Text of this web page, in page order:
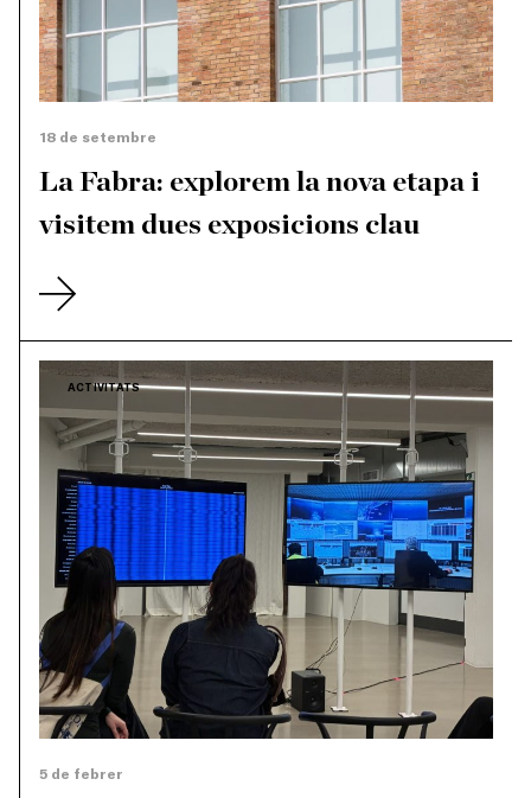
18 de setembre
La Fabra: explorem la nova etapa i
visitem dues exposicions clau
ACTIVITATS
5 de febrer